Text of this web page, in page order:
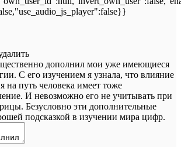
дополнил мои уже имеющиеся
С его изучением я узнала, что влияние
на путь человека имеет тоже
И невозможно его не учитывать при
Безусловно эти дополнительные
подсказкой в изучении мира цифр.